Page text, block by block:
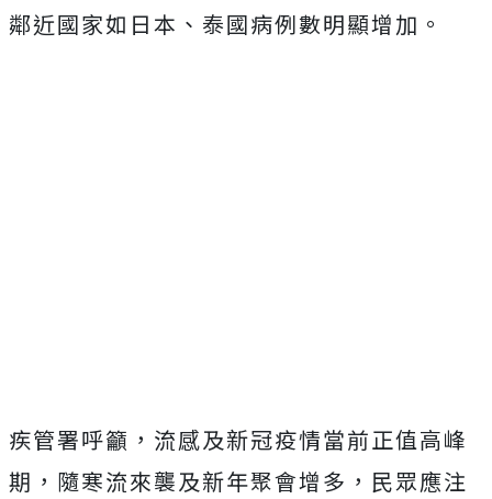
鄰近國家如日本、泰國病例數明顯增加。
疾管署呼籲，流感及新冠疫情當前正值高峰
期，隨寒流來襲及新年聚會增多，民眾應注